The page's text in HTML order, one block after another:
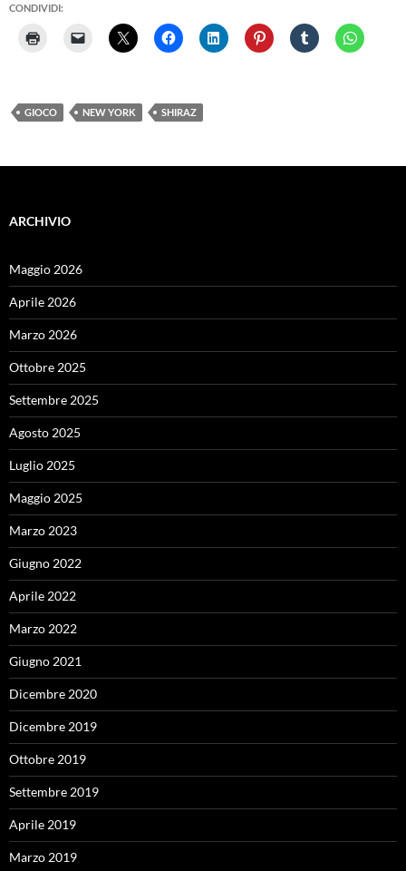
CONDIVIDI:
GIOCO NEW YORK SHIRAZ
ARCHIVIO
Maggio 2026
Aprile 2026
Marzo 2026
Ottobre 2025
Settembre 2025
Agosto 2025
Luglio 2025
Maggio 2025
Marzo 2023
Giugno 2022
Aprile 2022
Marzo 2022
Giugno 2021
Dicembre 2020
Dicembre 2019
Ottobre 2019
Settembre 2019
Aprile 2019
Marzo 2019